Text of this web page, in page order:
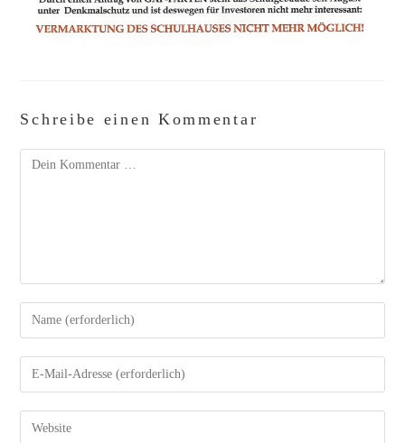
Schreibe einen Kommentar
Kommentar
Gib
deinen
Namen
oder
zum
Kommentieren
ein
Gib
deine
E-
Mail-
zum
Kommentieren
ein
Gib
deine
Website-